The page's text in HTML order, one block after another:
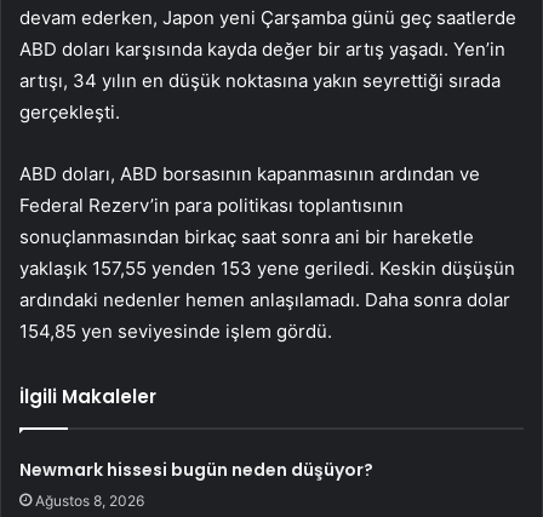
devam ederken, Japon yeni Çarşamba günü geç saatlerde
ABD doları karşısında kayda değer bir artış yaşadı. Yen’in
artışı, 34 yılın en düşük noktasına yakın seyrettiği sırada
gerçekleşti.
ABD doları, ABD borsasının kapanmasının ardından ve
Federal Rezerv’in para politikası toplantısının
sonuçlanmasından birkaç saat sonra ani bir hareketle
yaklaşık 157,55 yenden 153 yene geriledi. Keskin düşüşün
ardındaki nedenler hemen anlaşılamadı. Daha sonra dolar
154,85 yen seviyesinde işlem gördü.
İlgili Makaleler
Newmark hissesi bugün neden düşüyor?
Ağustos 8, 2026